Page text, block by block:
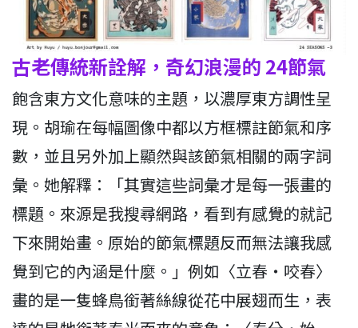
古老傳統新詮解，奇幻浪漫的 24節氣
飽含東方文化意味的主題，以濃厚東方調性呈
現。胡瑜在每幅圖像中都以方框標註節氣和序
數，並且另外加上顯然與該節氣相關的兩字詞
彙。她解釋：「其實這些詞彙才是每一張畫的
標題。來源是我搜尋網路，看到有感覺的就記
下來開始畫。原始的節氣標題反而無法讓我感
覺到它的內涵是什麼。」例如〈立春‧咬春〉
畫的是一隻蜂鳥銜著絲線從花中展翅而生，表